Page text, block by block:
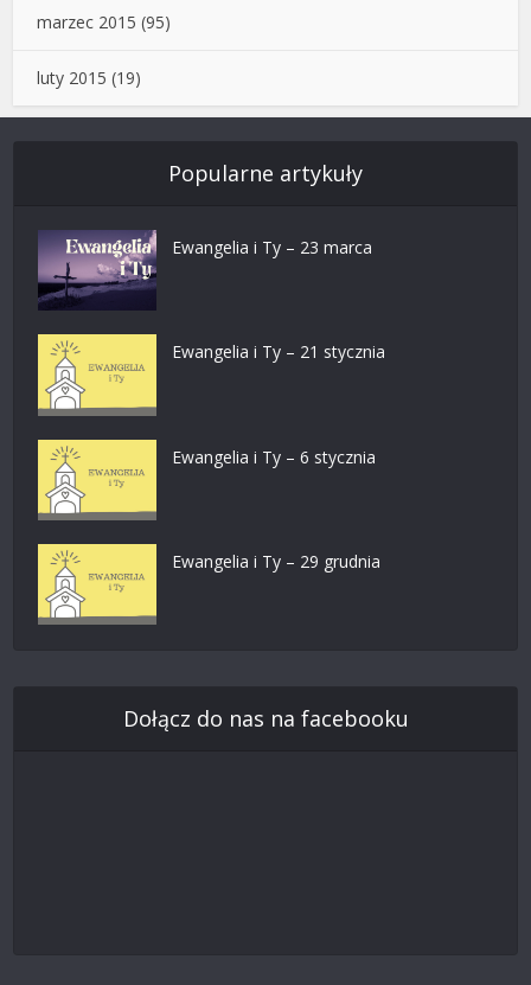
marzec 2015 (95)
luty 2015 (19)
Popularne artykuły
Ewangelia i Ty – 23 marca
Ewangelia i Ty – 21 stycznia
Ewangelia i Ty – 6 stycznia
Ewangelia i Ty – 29 grudnia
Dołącz do nas na facebooku